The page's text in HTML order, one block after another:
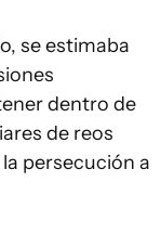
se estimaba
dentro de
de reos
persecución a